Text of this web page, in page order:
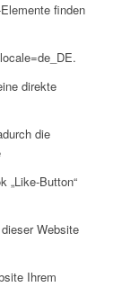
finden
direkte
die
„Like-Button“
Website
Ihrem